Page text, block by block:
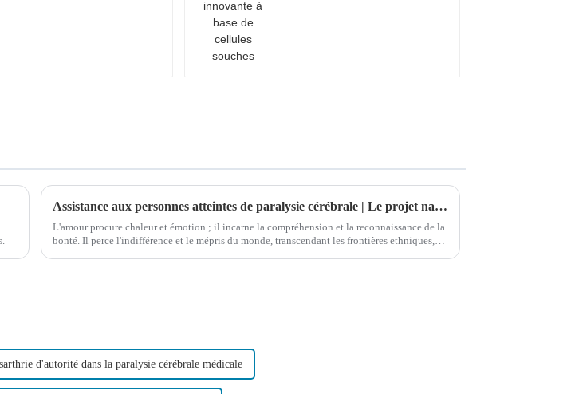
Assistance aux personnes atteintes de paralysie cérébrale | Le projet national d'aide sociale « Nouvel Espoir » vient en aide à une jeune fille atteinte de paralysie cérébrale au Xinjiang.
L'amour procure chaleur et émotion ; il incarne la compréhension et la reconnaissance de la
bonté. Il perce l'indifférence et le mépris du monde, transcendant les frontières ethniques,
d'autorité dans la paralysie cérébrale médicale